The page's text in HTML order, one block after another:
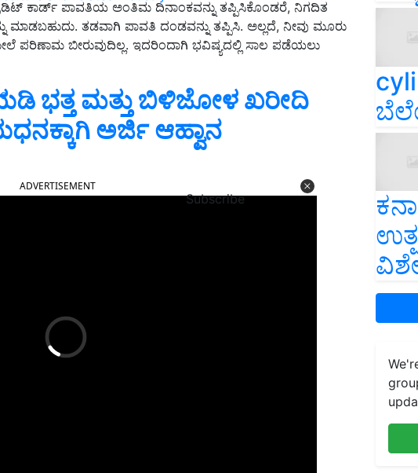
Subscribe
ಕಾರ್ಡ್ ಪಾವತಿಯ ಅಂತಿಮ ದಿನಾಂಕವನ್ನು ತಪ್ಪಿಸಿಕೊಂಡರೆ, ನಿಗದಿತ
ಮಾಡಬಹುದು. ತಡವಾಗಿ ಪಾವತಿ ದಂಡವನ್ನು ತಪ್ಪಿಸಿ. ಅಲ್ಲದೆ, ನೀವು ಮೂರು
ಪರಿಣಾಮ ಬೀರುವುದಿಲ್ಲ. ಇದರಿಂದಾಗಿ ಭವಿಷ್ಯದಲ್ಲಿ ಸಾಲ ಪಡೆಯಲು
ಮತ್ತು ಬಿಳಿಜೋಳ ಖರೀದಿ
ಅರ್ಜಿ ಆಹ್ವಾನ